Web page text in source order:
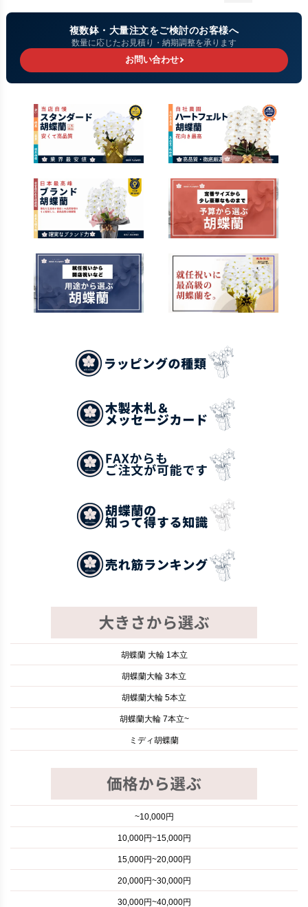
複数鉢・大量注文をご検討のお客様へ
数量に応じたお見積り・納期調整を承ります
お問い合わせ
胡蝶蘭 大輪 1本立
胡蝶蘭大輪 3本立
胡蝶蘭大輪 5本立
胡蝶蘭大輪 7本立~
ミディ胡蝶蘭
~10,000円
10,000円~15,000円
15,000円~20,000円
20,000円~30,000円
30,000円~40,000円